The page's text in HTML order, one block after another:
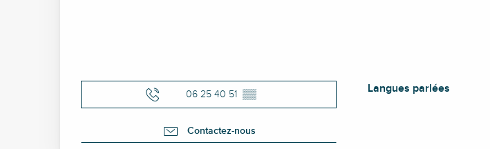
06 25 40 51 ▒▒
Contactez-nous
Langues parlées
Langues parlées